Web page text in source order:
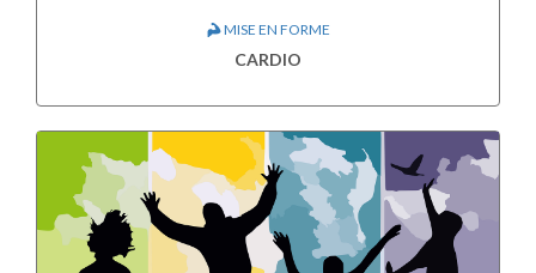
MISE EN FORME
CARDIO